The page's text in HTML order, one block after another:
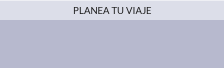
PLANEA TU VIAJE